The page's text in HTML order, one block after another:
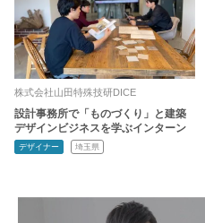
株式会社山田特殊技研DICE
設計事務所で「ものづくり」と建築
デザインビジネスを学ぶインターン
デザイナー 埼玉県